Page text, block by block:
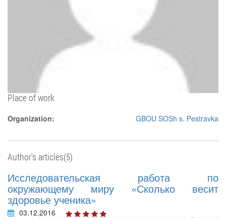
Place of work
Organization: GBOU SOSh s. Pestravka
Author's articles(5)
Исследовательская работа по
окружающему миру «Сколько весит
здоровье ученика»
03.12.2016